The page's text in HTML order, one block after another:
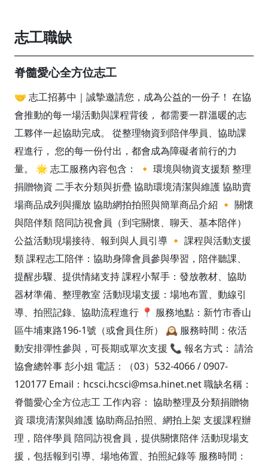
志工職缺
脊髓愛心全方位志工
🤝 志工招募中｜誠摯邀請您，成為公益的一份子！ 在協
會推動的每一場活動與課程背後， 都需要一群溫暖的志
工夥伴一起協助完成。 從整理物資到陪伴學員、協助課
程進行， 您的每一份付出，都會成為障礙者前行的力
量。 🌟 志工服務內容包含： 🔸 環境與物資支援類 整理
捐贈物資 二手衣分類與折疊 協助環境清潔與維護 協助賣
場商品成列與擺放 協助網拍拍照與簡單商品介紹 🔸 關懷
與陪伴類 陪同訪視會員（到宅關懷、聊天、基本陪伴）
公益活動現場接待、報到與人員引導 🔸 課程與活動支援
類 課程志工陪伴：協助身障會員參與學習，陪伴聽課、
提醒步驟、提供情緒支持 課程小幫手：發放教材、協助
器材準備、整理教室 活動現場支援：場地布置、動線引
導、拍照記錄、協助流程進行 📍 服務地點：新竹市香山
區牛埔東路196-1號（或會員住所） 🕰️ 服務時間：依活
動安排彈性參與，可長期或單次支援 📞 報名方式： 請洽
協會總幹事 彭小姐 電話：（03）532-4066 / 0907-
120177 Email：hcsci.hcsci@msa.hinet.net 職缺名稱：
脊髓愛心全方位志工 工作內容： 協助整理及分類捐贈物
資 環境清潔與維護 協助商品拍照、網拍上架 支援課程辦
理，陪伴學員 陪同訪視會員，提供關懷陪伴 活動現場支
援，包括報到引導、場地佈置、拍照紀錄等 服務時間：